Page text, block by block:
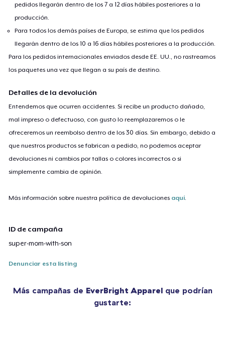
pedidos llegarán dentro de los 7 a 12 días hábiles posteriores a la
producción.
Para todos los demás países de Europa, se estima que los pedidos
llegarán dentro de los 10 a 16 días hábiles posteriores a la producción.
Para los pedidos internacionales enviados desde EE. UU., no rastreamos
los paquetes una vez que llegan a su país de destino.
Detalles de la devolución
Entendemos que ocurren accidentes. Si recibe un producto dañado,
mal impreso o defectuoso, con gusto lo reemplazaremos o le
ofreceremos un reembolso dentro de los 30 días. Sin embargo, debido a
que nuestros productos se fabrican a pedido, no podemos aceptar
devoluciones ni cambios por tallas o colores incorrectos o si
simplemente cambia de opinión.
Más información sobre nuestra política de devoluciones aquí
ID de campaña
super-mom-with-son
Denunciar esta listing
Más campañas de EverBright Apparelque podrían
gustarte: